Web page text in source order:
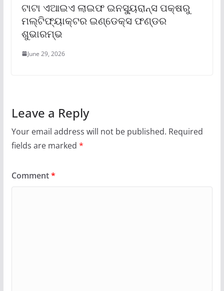
ଟାଟା ଏଆଇଏ ଲାଇଫ ଇନସ୍ୟୁରାନ୍ସ ପକ୍ଷରୁ
ମଲ୍ଟିଫ୍ୟାକ୍ଟର ଇଣ୍ଡେକ୍ସ ଫଣ୍ଡର
ଶୁଭାରମ୍ଭ
June 29, 2026
Leave a Reply
Your email address will not be published. Required
fields are marked *
Comment*